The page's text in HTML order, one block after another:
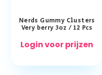
Nerds Gummy Clusters
Very berry 3oz / 12 Pcs
Login voor prijzen